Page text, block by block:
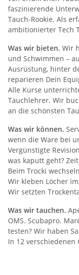
faszinierende
Tauch-Rookie. Als
ambitionierter Tech
Was wir bieten. Wir
und Schwimmen –
Ausrüstung, hinter
reparieren Dein
Alle Kurse
Tauchlehrer. Wir
an die schönsten
Was wir können.
wenn die Ware bei
Vergünstigte
was kaputt geht?
Beim Trocki
Wir kleben Löcher
Wir setzten
Was wir tauchen.
OMS. Scubapro.
testen? Wir haben
In 12 verschiedenen